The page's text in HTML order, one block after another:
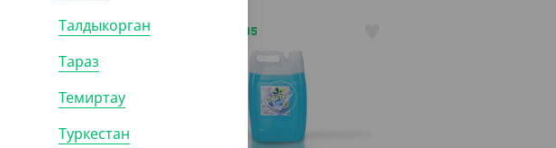
АРТ. 4103305
Талдыкорган
Тараз
Темиртау
Туркестан